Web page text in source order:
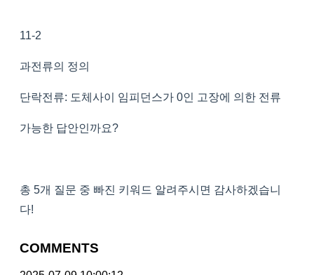
11-2
과전류의 정의
단락전류: 도체사이 임피던스가 0인 고장에 의한 전류
가능한 답안인까요?
총 5개 질문 중 빠진 키워드 알려주시면 감사하겠습니
다!
COMMENTS